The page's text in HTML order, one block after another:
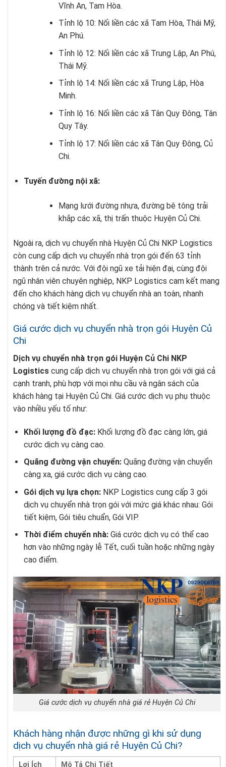
Vĩnh An, Tam Hòa.
Tỉnh lộ 10: Nối liền các xã Tam Hòa, Thái Mỹ,
An Phú.
Tỉnh lộ 12: Nối liền các xã Trung Lập, An Phú,
Thái Mỹ.
Tỉnh lộ 14: Nối liền các xã Trung Lập, Hòa
Minh.
Tỉnh lộ 16: Nối liền các xã Tân Quy Đông, Tân
Quy Tây.
Tỉnh lộ 17: Nối liền các xã Tân Quy Đông, Củ
Chi.
Tuyến đường nội xã:
Mạng lưới đường nhựa, đường bê tông trải
khắp các xã, thị trấn thuộc Huyện Củ Chi.
Ngoài ra, dịch vụ chuyển nhà Huyện Củ Chi NKP Logistics
còn cung cấp dịch vụ chuyển nhà trọn gói đến 63 tỉnh
thành trên cả nước. Với đội ngũ xe tải hiện đại, cùng đội
ngũ nhân viên chuyên nghiệp, NKP Logistics cam kết mang
đến cho khách hàng dịch vụ chuyển nhà an toàn, nhanh
chóng và tiết kiệm nhất.
Giá cước dịch vụ chuyển nhà trọn gói Huyện Củ
Chi
Dịch vụ chuyển nhà trọn gói Huyện Củ Chi NKP
Logistics cung cấp dịch vụ chuyển nhà trọn gói với giá cả
cạnh tranh, phù hợp với mọi nhu cầu và ngân sách của
khách hàng tại Huyện Củ Chi. Giá cước dịch vụ phụ thuộc
vào nhiều yếu tố như:
Khối lượng đồ đạc:Khối lượng đồ đạc càng lớn, giá
cước dịch vụ càng cao.
Quãng đường vận chuyển:Quãng đường vận chuyển
càng xa, giá cước dịch vụ càng cao.
Gói dịch vụ lựa chọn:NKP Logistics cung cấp 3 gói
dịch vụ chuyển nhà trọn gói với mức giá khác nhau: Gói
tiết kiệm, Gói tiêu chuẩn, Gói VIP.
Thời điểm chuyển nhà:Giá cước dịch vụ có thể cao
hơn vào những ngày lễ Tết, cuối tuần hoặc những ngày
cao điểm.
Giá cước dịch vụ chuyển nhà giá rẻ Huyện Củ Chi
Khách hàng nhận được những gì khi sử dụng
dịch vụ chuyển nhà giá rẻ Huyện Củ Chi?
Lợi Ích Mô Tả Chi Tiết